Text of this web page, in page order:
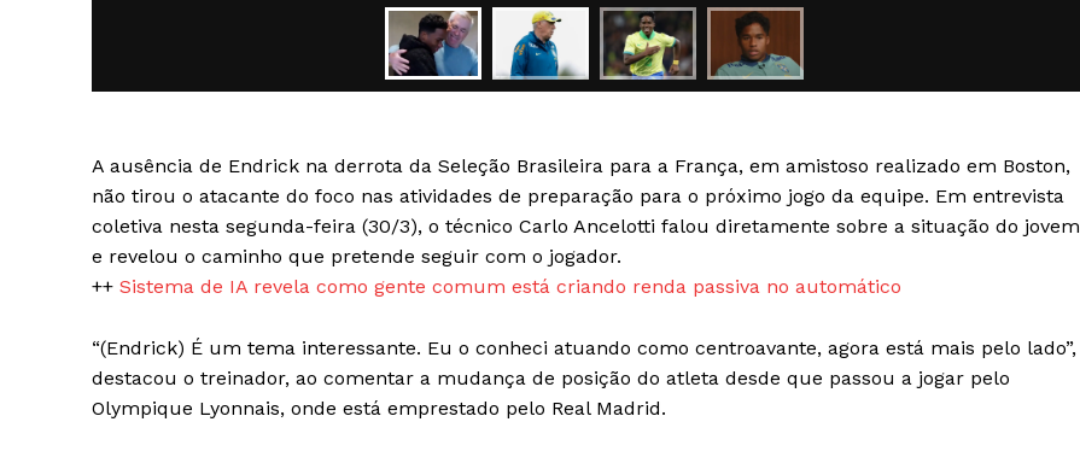
SAIBA MAIS
Transparência Editorial
Termos de Serviços
RSS
A ausência de Endrick na derrota da Seleção Brasileira para a França, em amistoso realizado em Boston,
não tirou o atacante do foco nas atividades de preparação para o próximo jogo da equipe. Em entrevista
coletiva nesta segunda-feira (30/3), o técnico Carlo Ancelotti falou diretamente sobre a situação do jovem
e revelou o caminho que pretende seguir com o jogador.
++ Sistema de IA revela como gente comum está criando renda passiva no automático
“(Endrick) É um tema interessante. Eu o conheci atuando como centroavante, agora está mais pelo lado”,
destacou o treinador, ao comentar a mudança de posição do atleta desde que passou a jogar pelo
Olympique Lyonnais, onde está emprestado pelo Real Madrid.